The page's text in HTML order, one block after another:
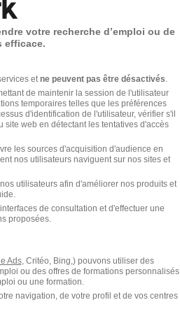
d'Automates H/F
votre recherche d’emploi ou de
efficace.
et ne peuvent pas être désactivés
de maintenir la session de l'utilisateur
temporaires telles que les préférences
d'identification de l'utilisateur, vérifier s'il
web en détectant les tentatives d'accès
les sources d'acquisition d'audience en
nos utilisateurs naviguent sur nos sites et
utilisateurs afin d'améliorer nos produits et
de consultation et d'effectuer une
proposées.
Ads, Critéo, Bing,) pouvons utiliser des
ou des offres de formations personnalisés
ou une formation.
navigation, de votre profil et de vos centres